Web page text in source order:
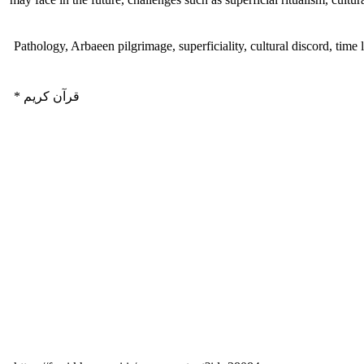
Pathology, Arbaeen pilgrimage, superficiality, cultural discord, time
* قرآن کریم